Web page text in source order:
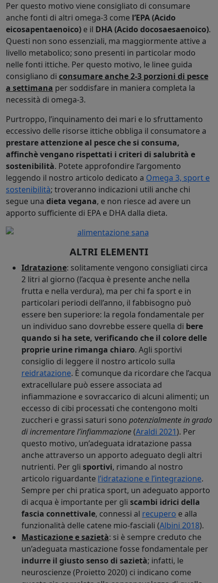
Per questo motivo viene consigliato di consumare
anche fonti di altri omega-3 come l’EPA (Acido
eicosapentaenoico) e il DHA (Acido docosaesaenoico).
Questi non sono essenziali, ma maggiormente attive a
livello metabolico; sono presenti in particolar modo
nelle fonti ittiche. Per questo motivo, le linee guida
consigliano di consumare anche 2-3 porzioni di pesce
a settimana per soddisfare in maniera completa la
necessità di omega-3.
Purtroppo, l’inquinamento dei mari e lo sfruttamento
eccessivo delle risorse ittiche obbliga il consumatore a
prestare attenzione al pesce che si consuma,
affinchè vengano rispettati i criteri di salubrità e
sostenibilità. Potete approfondire l’argomento
leggendo il nostro articolo dedicato a Omega 3, sport e
sostenibilità; troveranno indicazioni utili anche chi
segue una dieta vegana, e non riesce ad avere un
apporto sufficiente di EPA e DHA dalla dieta.
ALTRI ELEMENTI
Idratazione: solitamente vengono consigliati circa
2 litri al giorno (l’acqua è presente anche nella
frutta e nella verdura), ma per chi fa sport e in
particolari periodi dell’anno, il fabbisogno può
essere ben superiore: la regola fondamentale per
un individuo sano dovrebbe essere quella di bere
quando si ha sete, verificando che il colore delle
proprie urine rimanga chiaro. Agli sportivi
consiglio di leggere il nostro articolo sulla
reidratazione. È comunque da ricordare che l’acqua
extracellulare può essere associata ad
infiammazione e sovraccarico di alcuni alimenti; un
eccesso di cibi processati che contengono molti
zuccheri e grassi saturi sono potenzialmente in grado
di incrementare l’infiammazione(Araldi 2021). Per
questo motivo, un’adeguata idratazione passa
anche attraverso un apporto adeguato degli altri
nutrienti. Per gli sportivi, rimando al nostro
articolo riguardante l’idratazione e l’integrazione.
Sempre per chi pratica sport, un adeguato apporto
di acqua è importante per gli scambi idrici della
fascia connettivale, connessi al recupero e alla
funzionalità delle catene mio-fasciali (Albini 2018).
Masticazione e sazietà: si è sempre creduto che
un’adeguata masticazione fosse fondamentale per
indurre il giusto senso di sazietà; infatti, le
neuroscienze (Proietto 2020) ci indicano come